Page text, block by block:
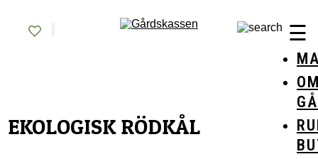
content
☰
EKOLOGISK RÖDKÅL